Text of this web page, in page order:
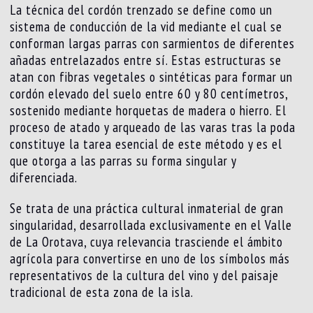
La técnica del cordón trenzado se define como un
sistema de conducción de la vid mediante el cual se
conforman largas parras con sarmientos de diferentes
añadas entrelazados entre sí. Estas estructuras se
atan con fibras vegetales o sintéticas para formar un
cordón elevado del suelo entre 60 y 80 centímetros,
sostenido mediante horquetas de madera o hierro. El
proceso de atado y arqueado de las varas tras la poda
constituye la tarea esencial de este método y es el
que otorga a las parras su forma singular y
diferenciada.
Se trata de una práctica cultural inmaterial de gran
singularidad, desarrollada exclusivamente en el Valle
de La Orotava, cuya relevancia trasciende el ámbito
agrícola para convertirse en uno de los símbolos más
representativos de la cultura del vino y del paisaje
tradicional de esta zona de la isla.